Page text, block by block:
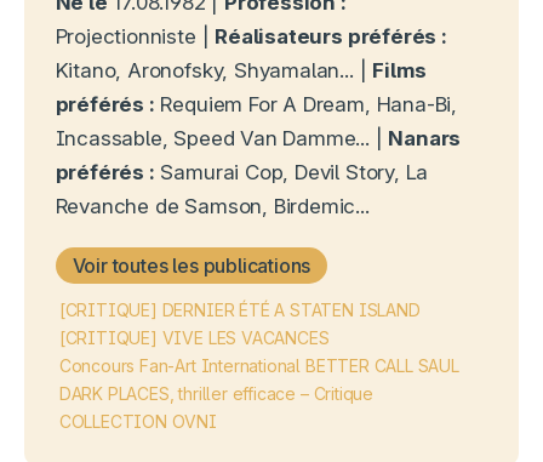
Projectionniste | Réalisateurs préférés :
Kitano, Aronofsky, Shyamalan... | Films
préférés : Requiem For A Dream, Hana-Bi,
Incassable, Speed Van Damme... | Nanars
préférés : Samurai Cop, Devil Story, La
Revanche de Samson, Birdemic...
Voir toutes les publications
[CRITIQUE] DERNIER ÉTÉ A STATEN ISLAND
[CRITIQUE] VIVE LES VACANCES
Concours Fan-Art International BETTER CALL SAUL
DARK PLACES, thriller efficace – Critique
COLLECTION OVNI